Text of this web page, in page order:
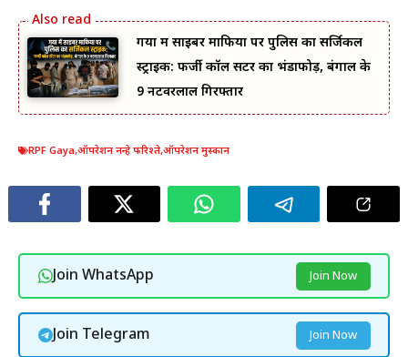
गया में साइबर माफिया पर पुलिस का सर्जिकल
स्ट्राइक: फर्जी कॉल सेंटर का भंडाफोड़, बंगाल के
9 नटवरलाल गिरफ्तार
RPF Gaya,ऑपरेशन नन्हे फरिश्ते,ऑपरेशन मुस्कान
Join WhatsApp Join Now
Join Telegram Join Now